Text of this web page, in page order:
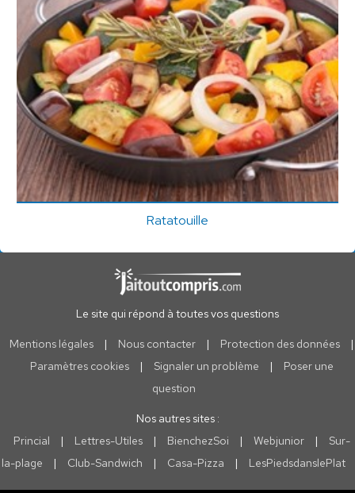
Ratatouille
Le site qui répond à toutes vos questions
Mentions légales | Nous contacter | Protection des données
|
Paramètres cookies
| Signaler un problème |
Poser une
question
Nos autres sites :
Princial
| Lettres-Utiles | BienchezSoi | Webjunior |
Sur-
la-plage
| Club-Sandwich | Casa-Pizza | LesPiedsdanslePlat